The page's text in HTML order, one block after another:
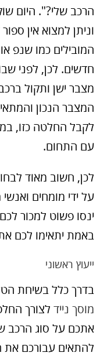
הרכב שלי?". היום
וניתן למצוא אין
המובילים כמו שנפ
חדשים. לכן, לפני
מצבר ישן ותקול
המצבר הנכון
לקבל החלטה כזו,
עם התחום.
לכן, חשוב מאוד
על ידי מומחים
ינסו פשוט למכור
באמת יתאימו לכם
ייעוץ ראשוני
בדרך כלל בשיחת
מוסך נייד לצורך
אתכם על סוג הרכב
להתאים עבורכם את